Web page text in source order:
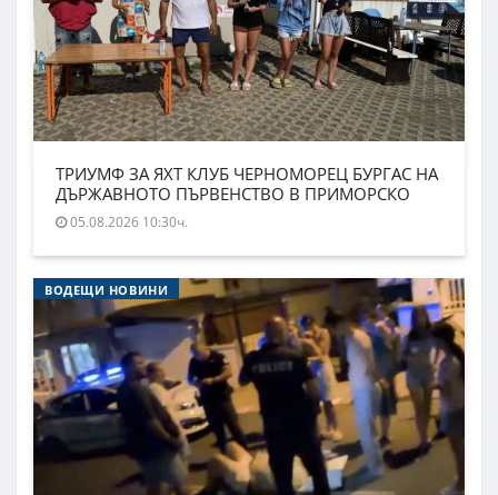
ТРИУМФ ЗА ЯХТ КЛУБ ЧЕРНОМОРЕЦ БУРГАС НА
ДЪРЖАВНОТО ПЪРВЕНСТВО В ПРИМОРСКО
05.08.2026 10:30ч.
ВОДЕЩИ НОВИНИ